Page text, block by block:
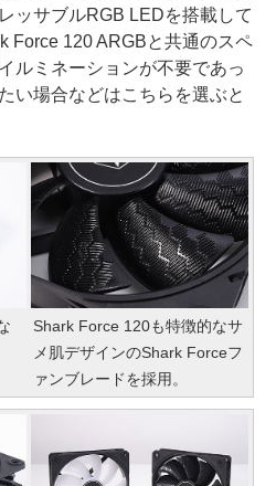
ッサブルRGB LEDを搭載して
Force 120 ARGBと共通のスペ
ルミネーションが不要であっ
い場合などはこちらを選ぶと
Shark Force 120も特徴的なサ
メ肌デザインのShark Forceフ
ァンブレードを採用。